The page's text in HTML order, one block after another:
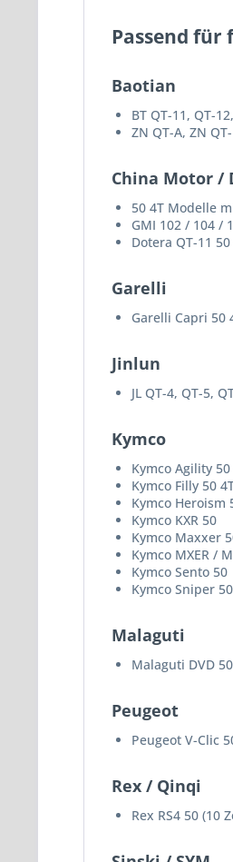
Passend für
Baotian
BT QT-11, QT-
ZN QT-A, ZN
China Motor /
50 4T Modelle
GMI 102 / 104 /
Dotera QT-11 50
Garelli
Garelli Capri 50
Jinlun
JL QT-4, QT-5,
Kymco
Kymco Agility 50
Kymco Filly 50
Kymco Heroism
Kymco KXR 50
Kymco Maxxer
Kymco MXER /
Kymco Sento 50
Kymco Sniper
Malaguti
Malaguti DVD
Peugeot
Peugeot V-Clic
Rex / Qinqi
Rex RS4 50 (10